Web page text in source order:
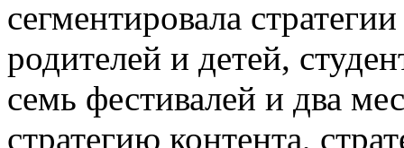
сегментировала
родителей и детей,
семь фестивалей и два
стратегию контента,